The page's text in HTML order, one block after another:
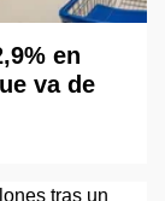
en
va de